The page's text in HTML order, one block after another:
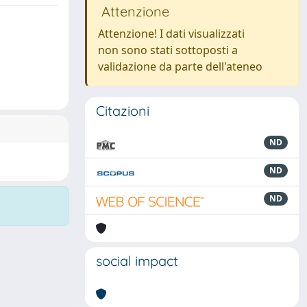
Attenzione
Attenzione! I dati visualizzati
non sono stati sottoposti a
validazione da parte dell'ateneo
Citazioni
ND
ND
ND
social impact